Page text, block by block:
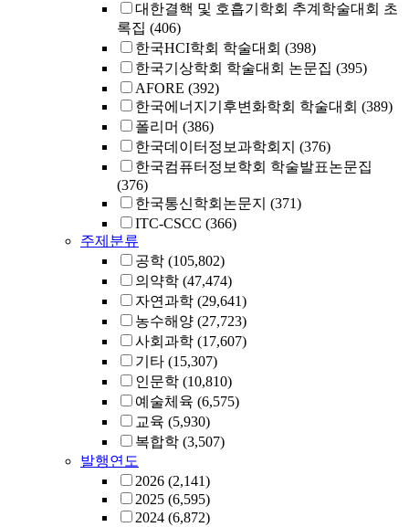
대한결핵 및 호흡기학회 추계학술대회 초
록집 (406)
한국HCI학회 학술대회 (398)
한국기상학회 학술대회 논문집 (395)
AFORE (392)
한국에너지기후변화학회 학술대회 (389)
폴리머 (386)
한국데이터정보과학회지 (376)
한국컴퓨터정보학회 학술발표논문집
(376)
한국통신학회논문지 (371)
ITC-CSCC (366)
주제분류
공학 (105,802)
의약학 (47,474)
자연과학 (29,641)
농수해양 (27,723)
사회과학 (17,607)
기타 (15,307)
인문학 (10,810)
예술체육 (6,575)
교육 (5,930)
복합학 (3,507)
발행연도
2026 (2,141)
2025 (6,595)
2024 (6,872)